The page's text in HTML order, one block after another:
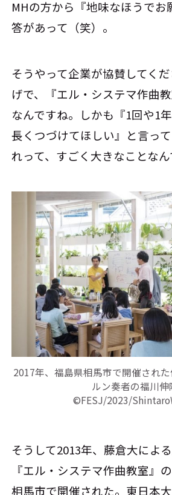
MHの方から『地味なほうでお
答があって（笑）。
そうやって企業が協賛してく
げで、『エル・システマ作曲
なんですね。しかも『1回や1
長くつづけてほしい』と言っ
れって、すごく大きなことなん
2017年、福島県相馬市で開催され
ルン奏者の福川伸
©FESJ/2023/
そうして2013年、藤倉大による
『エル・システマ作曲教室』
相馬市で開催された。東日本